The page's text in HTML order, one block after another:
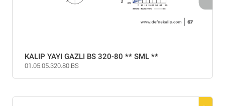
KALIP YAYI GAZLI BS 320-80 ** SML **
01.05.05.320.80.BS